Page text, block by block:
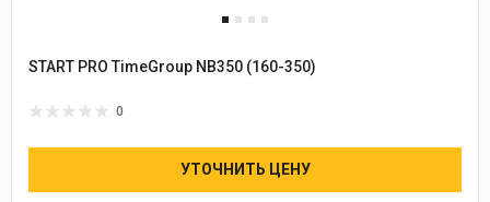
START PRO TimeGroup NB350 (160-350)
0
УТОЧНИТЬ ЦЕНУ